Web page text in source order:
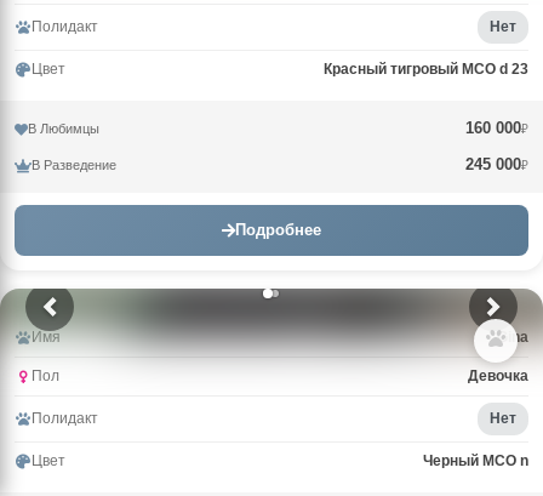
Полидакт Нет
Цвет Красный тигровый MCO d 23
В Любимцы 160 000₽
В Разведение 245 000₽
Подробнее
Имя Gina
Пол Девочка
Полидакт Нет
Цвет Черный MCO n